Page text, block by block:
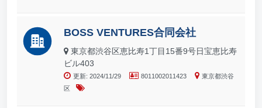
BOSS VENTURES合同会社
東京都渋谷区恵比寿1丁目15番9号日宝恵比寿
ビル403
更新: 2024/11/29 8011002011423
東京都渋谷
区